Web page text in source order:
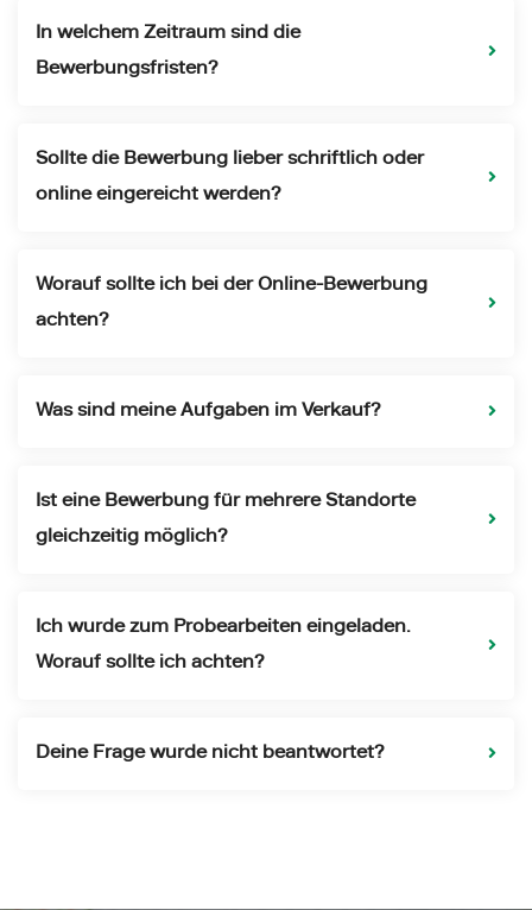
In welchem Zeitraum sind die
Bewerbungsfristen?
Sollte die Bewerbung lieber schriftlich oder
online eingereicht werden?
Worauf sollte ich bei der Online-Bewerbung
achten?
Was sind meine Aufgaben im Verkauf?
Ist eine Bewerbung für mehrere Standorte
gleichzeitig möglich?
Ich wurde zum Probearbeiten eingeladen.
Worauf sollte ich achten?
Deine Frage wurde nicht beantwortet?